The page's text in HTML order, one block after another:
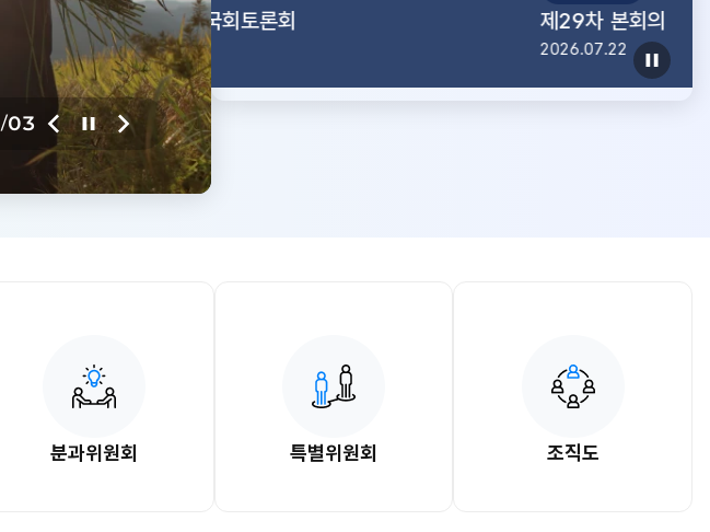
/03 이
슬
이
정
지
다
음
슬
라
이
제29차 본회의
정
지
분과위원회 특별위원회 조직도